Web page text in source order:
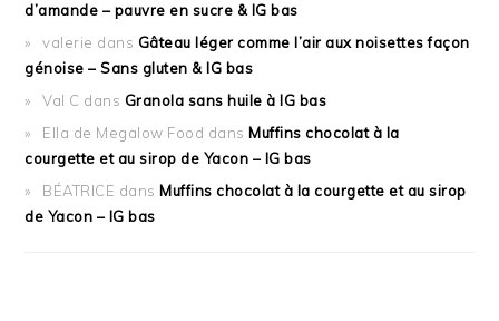
d’amande – pauvre en sucre & IG bas
valerie dans Gâteau léger comme l’air aux noisettes façon
génoise – Sans gluten & IG bas
Val C dans Granola sans huile à IG bas
Ella de Megalow Food dans Muffins chocolat à la
courgette et au sirop de Yacon – IG bas
BÉATRICE dans Muffins chocolat à la courgette et au sirop
de Yacon – IG bas